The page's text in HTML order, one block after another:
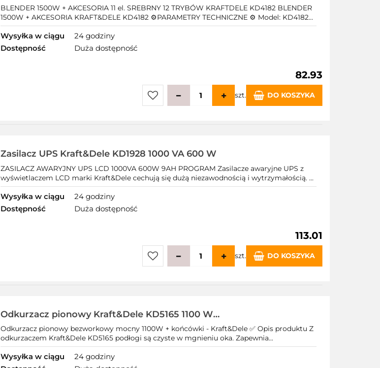
srebrny/szary
BLENDER 1500W + AKCESORIA 11 el. SREBRNY 12 TRYBÓW KRAFTDELE KD4182 BLENDER
1500W + AKCESORIA KRAFT&DELE KD4182 ⚙️PARAMETRY TECHNICZNE ⚙️ Model: KD4182...
Wysyłka w ciągu
24 godziny
Dostępność
Duża dostępność
82.93
szt. DO KOSZYKA
Zasilacz UPS Kraft&Dele KD1928 1000 VA 600 W
ZASILACZ AWARYJNY UPS LCD 1000VA 600W 9AH PROGRAM Zasilacze awaryjne UPS z
wyświetlaczem LCD marki Kraft&Dele cechują się dużą niezawodnością i wytrzymałością. ...
Wysyłka w ciągu
24 godziny
Dostępność
Duża dostępność
113.01
szt. DO KOSZYKA
Odkurzacz pionowy Kraft&Dele KD5165 1100 W
srebrny/szary
Odkurzacz pionowy bezworkowy mocny 1100W + końcówki - Kraft&Dele ✅ Opis produktu Z
odkurzaczem Kraft&Dele KD5165 podłogi są czyste w mgnieniu oka. Zapewnia...
Wysyłka w ciągu
24 godziny